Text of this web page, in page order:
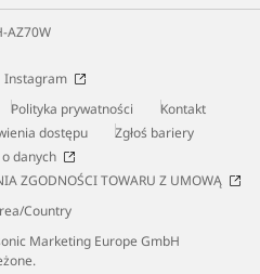
AZ70W
Instagram
Polityka prywatności
Kontakt
dostępu
Zgłoś bariery
danych
ZGODNOŚCI TOWARU Z UMOWĄ
Country
Marketing Europe GmbH